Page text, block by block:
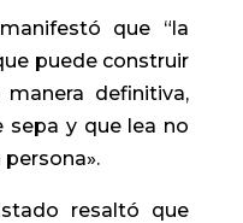
que “la
puede construir
definitiva,
sepa y que lea no
resaltó que